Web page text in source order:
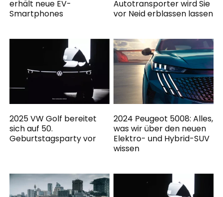
erhält neue EV-
Smartphones
Autotransporter wird Sie
vor Neid erblassen lassen
2025 VW Golf bereitet
sich auf 50.
Geburtstagsparty vor
2024 Peugeot 5008: Alles,
was wir über den neuen
Elektro- und Hybrid-SUV
wissen